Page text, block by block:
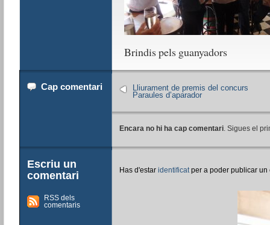
Brindis pels guanyadors
Cap comentari
Lliurament de premis del concurs
Paraules d’aparador
Encara no hi ha cap comentari. Sigues el
Escriu un
comentari
RSS dels
comentaris
Has d'estar identificatper a poder publicar un